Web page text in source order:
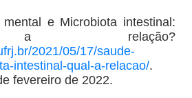
e Microbiota intestinal:
relação?
2021/05/17/saude-
intestinal-qual-a-relacao/.
fevereiro de 2022.